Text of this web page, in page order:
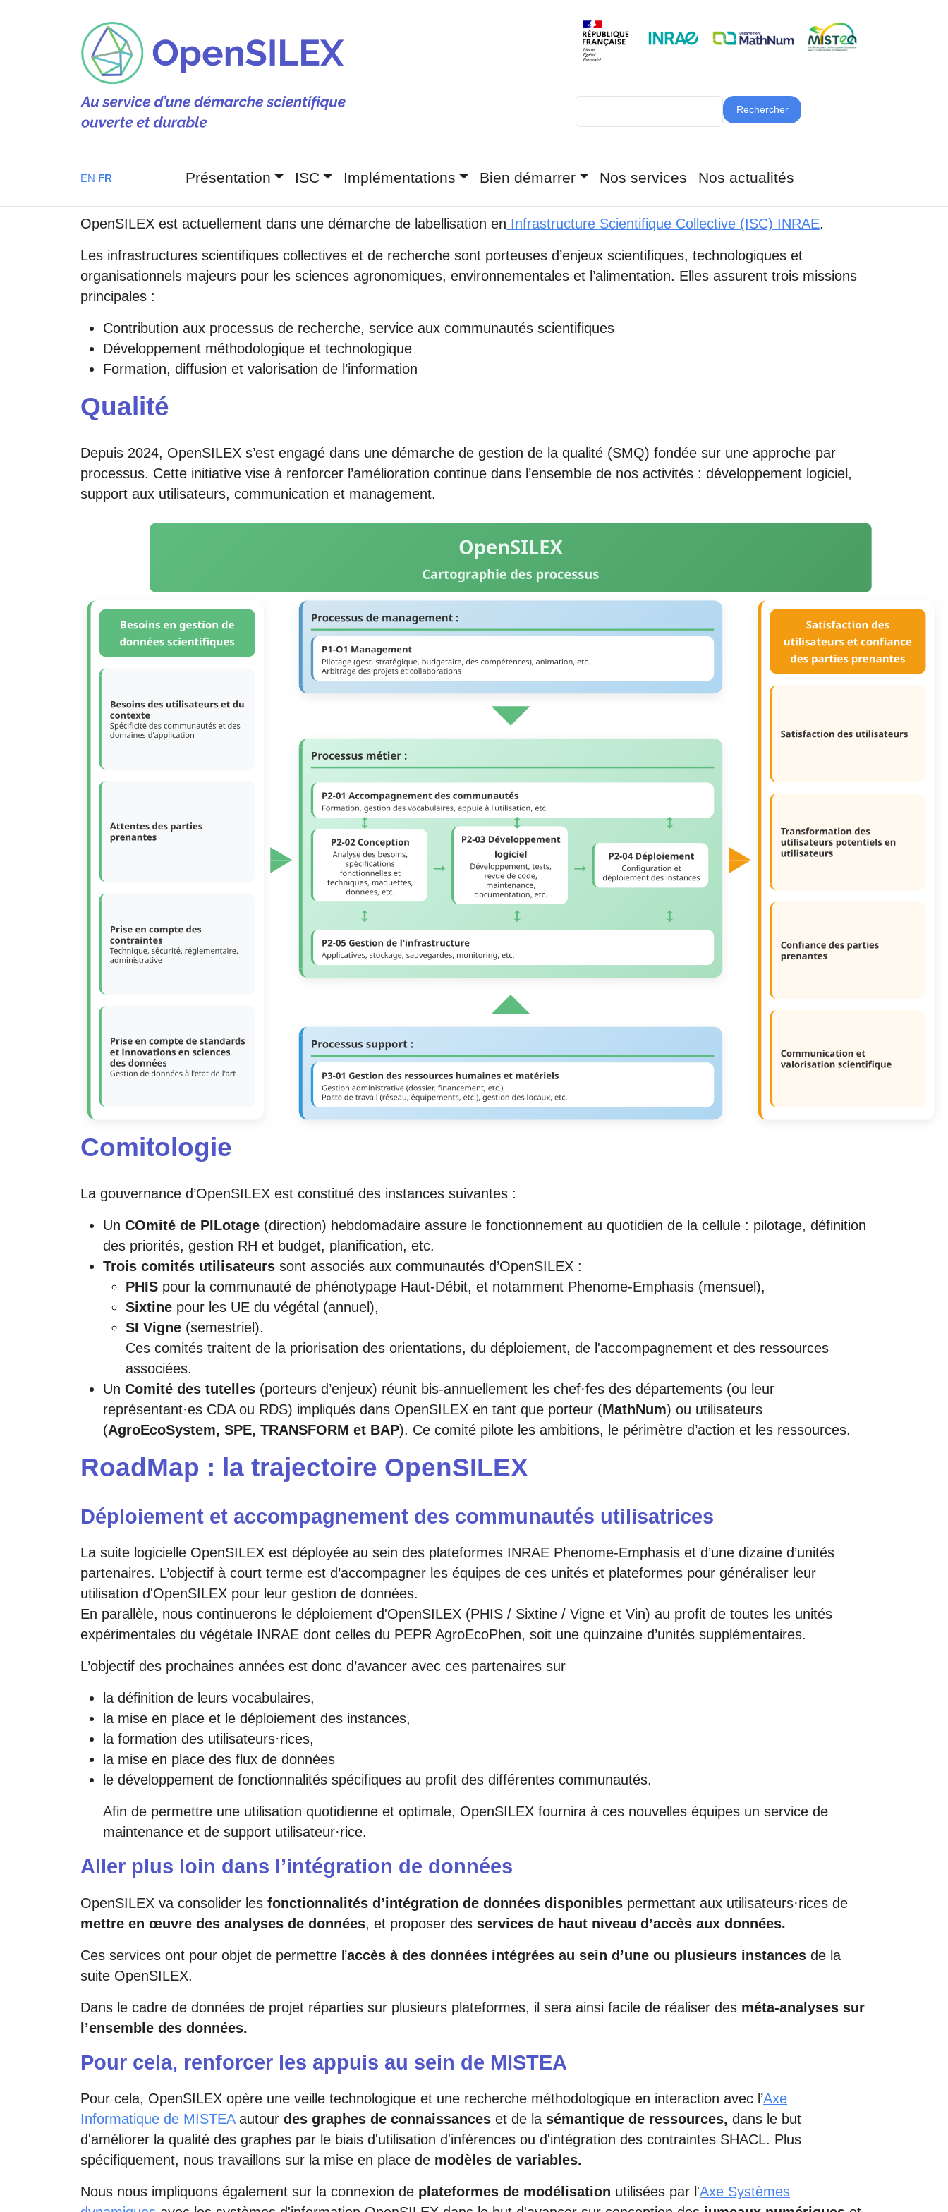
Rechercher
EN FR Navigation principale
Présentation ISC Implémentations Bien démarrer Nos services Nos actualités
OpenSILEX est actuellement dans une démarche de labellisation en Infrastructure Scientifique Collective (ISC) INRAE.
Les infrastructures scientifiques collectives et de recherche sont porteuses d’enjeux scientifiques, technologiques et
organisationnels majeurs pour les sciences agronomiques, environnementales et l’alimentation. Elles assurent trois missions
principales :
Contribution aux processus de recherche, service aux communautés scientifiques
Développement méthodologique et technologique
Formation, diffusion et valorisation de l’information
Qualité
Depuis 2024, OpenSILEX s’est engagé dans une démarche de gestion de la qualité (SMQ) fondée sur une approche par
processus. Cette initiative vise à renforcer l’amélioration continue dans l’ensemble de nos activités : développement logiciel,
support aux utilisateurs, communication et management.
Comitologie
La gouvernance d’OpenSILEX est constitué des instances suivantes :
Un COmité de PILotage (direction) hebdomadaire assure le fonctionnement au quotidien de la cellule : pilotage, définition
des priorités, gestion RH et budget, planification, etc.
Trois comités utilisateurs sont associés aux communautés d’OpenSILEX :
PHIS pour la communauté de phénotypage Haut-Débit, et notamment Phenome-Emphasis (mensuel),
Sixtine pour les UE du végétal (annuel),
SI Vigne (semestriel).
Ces comités traitent de la priorisation des orientations, du déploiement, de l'accompagnement et des ressources
associées.
Un Comité des tutelles (porteurs d’enjeux) réunit bis-annuellement les chef·fes des départements (ou leur
représentant·es CDA ou RDS) impliqués dans OpenSILEX en tant que porteur (MathNum) ou utilisateurs
(AgroEcoSystem, SPE, TRANSFORM et BAP). Ce comité pilote les ambitions, le périmètre d’action et les ressources.
RoadMap : la trajectoire OpenSILEX
Déploiement et accompagnement des communautés utilisatrices
La suite logicielle OpenSILEX est déployée au sein des plateformes INRAE Phenome-Emphasis et d’une dizaine d’unités
partenaires. L’objectif à court terme est d’accompagner les équipes de ces unités et plateformes pour généraliser leur
utilisation d'OpenSILEX pour leur gestion de données.
En parallèle, nous continuerons le déploiement d'OpenSILEX (PHIS / Sixtine / Vigne et Vin) au profit de toutes les unités
expérimentales du végétale INRAE dont celles du PEPR AgroEcoPhen, soit une quinzaine d’unités supplémentaires.
L’objectif des prochaines années est donc d’avancer avec ces partenaires sur
la définition de leurs vocabulaires,
la mise en place et le déploiement des instances,
la formation des utilisateurs·rices,
la mise en place des flux de données
le développement de fonctionnalités spécifiques au profit des différentes communautés.
Afin de permettre une utilisation quotidienne et optimale, OpenSILEX fournira à ces nouvelles équipes un service de
maintenance et de support utilisateur·rice.
Aller plus loin dans l’intégration de données
OpenSILEX va consolider les fonctionnalités d’intégration de données disponibles permettant aux utilisateurs·rices de
mettre en œuvre des analyses de données, et proposer des services de haut niveau d’accès aux données.
Ces services ont pour objet de permettre l’accès à des données intégrées au sein d’une ou plusieurs instances de la
suite OpenSILEX.
Dans le cadre de données de projet réparties sur plusieurs plateformes, il sera ainsi facile de réaliser des méta-analyses sur
l’ensemble des données.
Pour cela, renforcer les appuis au sein de MISTEA
Pour cela, OpenSILEX opère une veille technologique et une recherche méthodologique en interaction avec l’Axe
Informatique de MISTEAautour des graphes de connaissances et de la sémantique de ressources, dans le but
d'améliorer la qualité des graphes par le biais d'utilisation d'inférences ou d'intégration des contraintes SHACL. Plus
spécifiquement, nous travaillons sur la mise en place de modèles de variables.
Nous nous impliquons également sur la connexion de plateformes de modélisation utilisées par l'Axe Systèmes